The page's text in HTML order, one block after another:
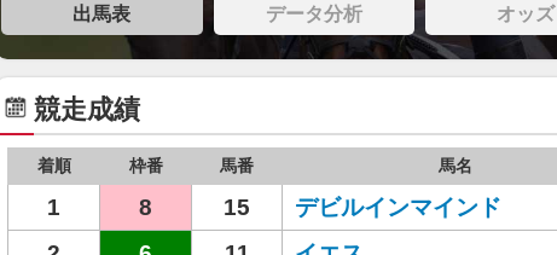
出馬表 データ分析 オッズ
競走成績
着順 枠番 馬番 馬名
1 8 15 デビルインマインド